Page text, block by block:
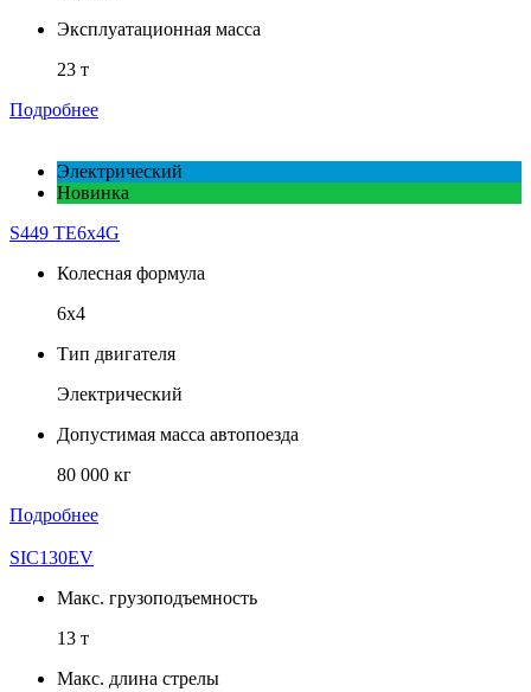
Эксплуатационная масса
23 т
Подробнее
Электрический
Новинка
S449 TE6x4G
Колесная формула
6х4
Тип двигателя
Электрический
Допустимая масса автопоезда
80 000 кг
Подробнее
SIC130EV
Макс. грузоподъемность
13 т
Макс. длина стрелы